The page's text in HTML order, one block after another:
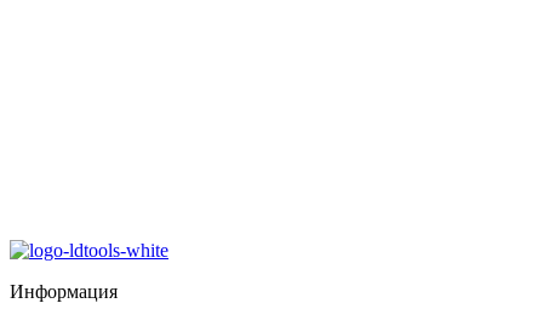
Информация